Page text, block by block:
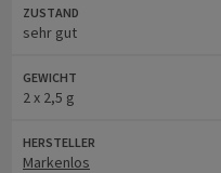
ZUSTAND
sehr gut
GEWICHT
2 x 2,5 g
HERSTELLER
Markenlos